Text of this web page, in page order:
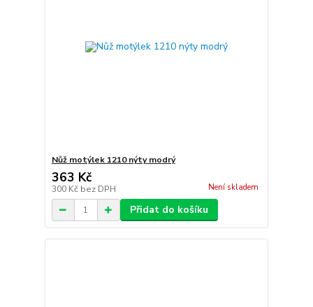
Nůž motýlek 1210 nýty modrý
363 Kč
300 Kč bez DPH Není skladem
Přidat do košíku